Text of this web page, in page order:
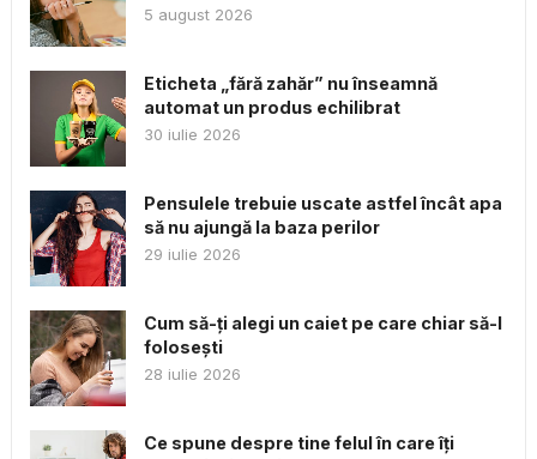
5 august 2026
Eticheta „fără zahăr” nu înseamnă
automat un produs echilibrat
30 iulie 2026
Pensulele trebuie uscate astfel încât apa
să nu ajungă la baza perilor
29 iulie 2026
Cum să-ți alegi un caiet pe care chiar să-l
folosești
28 iulie 2026
Ce spune despre tine felul în care îți